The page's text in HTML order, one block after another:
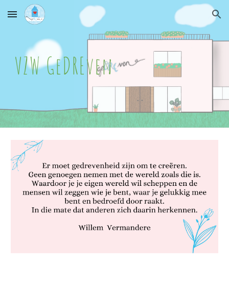
Skip to main content Skip to navigation
VZW GeDREven